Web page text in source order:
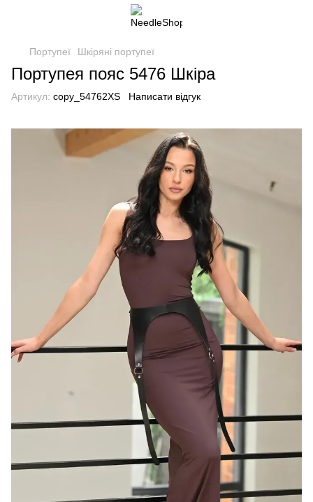
Портупеї Шкіряні портупеї
Портупея пояс 5476 Шкіра
Артикул: copy_54762XS Написати відгук